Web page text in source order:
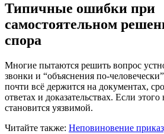
Типичные ошибки при
самостоятельном
спора
Многие пытаются решить вопрос
звонки и “объяснения по-
почти всё держится на документах,
ответах и доказательствах. Если
становится уязвимой.
Читайте также: Неповиновение